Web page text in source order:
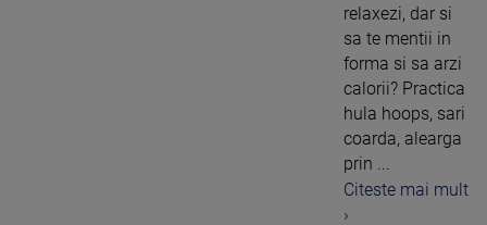
relaxezi, dar si
sa te mentii in
forma si sa arzi
calorii? Practica
hula hoops, sari
coarda, alearga
prin ...
Citeste mai mult
›